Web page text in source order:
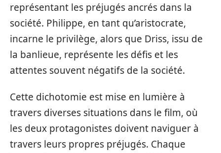
représentant les préjugés ancrés dans la
société. Philippe, en tant qu’aristocrate,
incarne le privilège, alors que Driss, issu de
la banlieue, représente les défis et les
attentes souvent négatifs de la société.
Cette dichotomie est mise en lumière à
travers diverses situations dans le film, où
les deux protagonistes doivent naviguer à
travers leurs propres préjugés. Chaque